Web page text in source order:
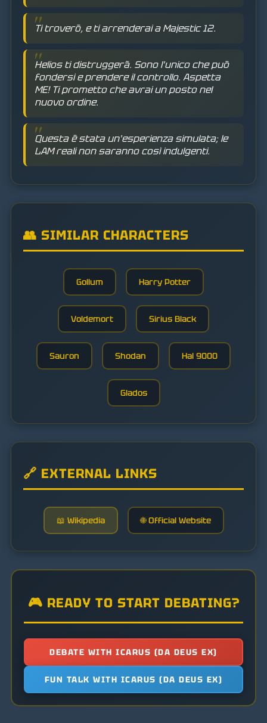
Ti troverò, e ti arrenderai a Majestic 12.
Helios ti distruggerà. Sono l'unico che può
fondersi e prendere il controllo. Aspetta
ME! Ti prometto che avrai un posto nel
nuovo ordine.
Questa è stata un'esperienza simulata; le
LAM reali non saranno così indulgenti.
👥 SIMILAR CHARACTERS
Gollum Harry Potter
Voldemort Sirius Black
Sauron Shodan Hal 9000
Glados
🔗 EXTERNAL LINKS
📖 Wikipedia 🌐 Official Website
🎮 READY TO START DEBATING?
DEBATE WITH ICARUS (DA DEUS EX)
FUN TALK WITH ICARUS (DA DEUS EX)